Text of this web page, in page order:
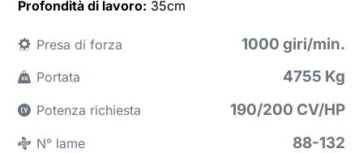
Profondità di lavoro: 35cm
Presa di forza 1000 giri/min.
Portata 4755 Kg
Potenza richiesta 190/200 CV/HP
N° lame 88-132